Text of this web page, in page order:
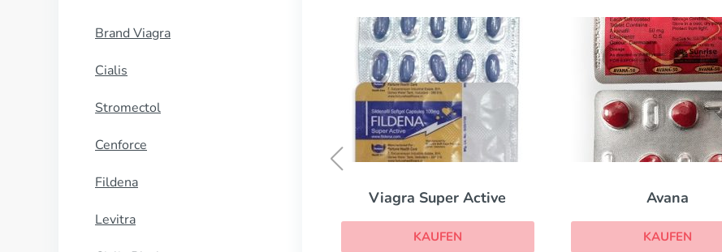
Brand Viagra
Cialis
Stromectol
Cenforce
Fildena
Levitra
Avana
KAUFEN
Cenforce Soft
KAUFEN